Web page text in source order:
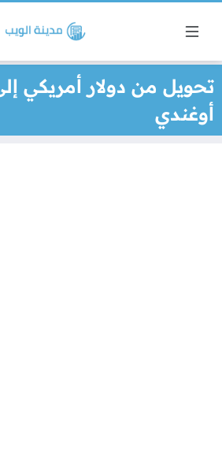
تحويل من دولار أمريكي
أوغندي